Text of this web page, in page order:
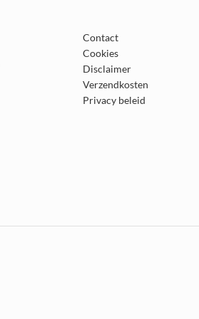
Contact
Cookies
Disclaimer
Verzendkosten
Privacy beleid